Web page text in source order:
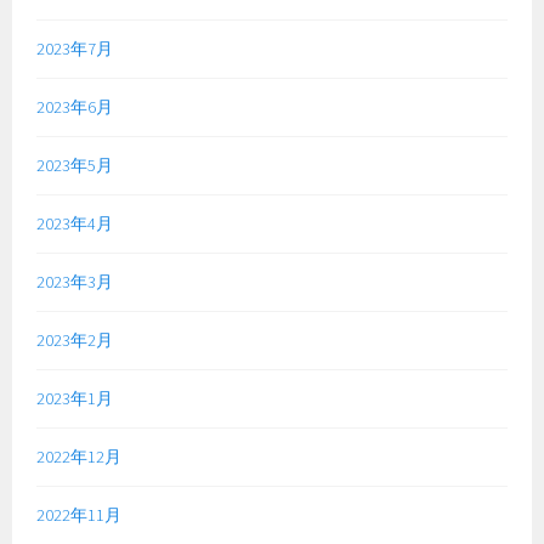
2023年7月
2023年6月
2023年5月
2023年4月
2023年3月
2023年2月
2023年1月
2022年12月
2022年11月